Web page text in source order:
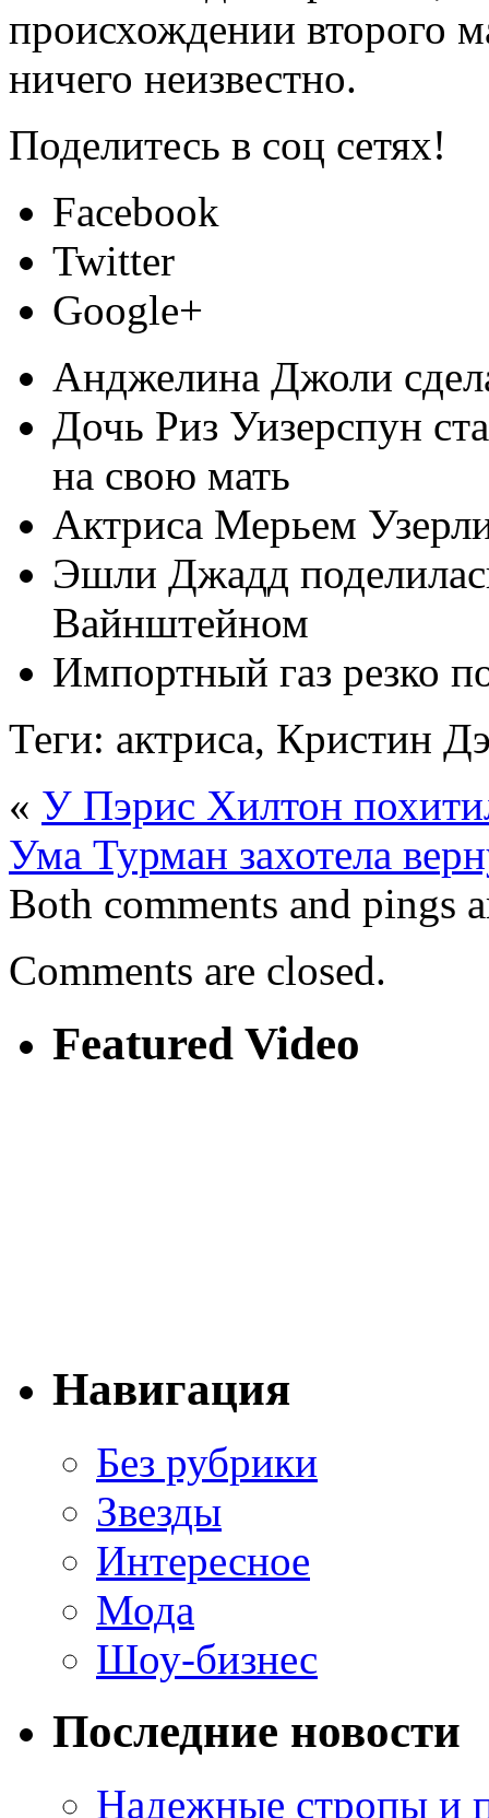
происхождении второго
ничего неизвестно.
Поделитесь в соц сетях!
Facebook
Twitter
Google+
Анджелина Джоли
Дочь Риз Уизерспун
на свою мать
Актриса Мерьем
Эшли Джадд
Вайнштейном
Импортный газ резко
Теги: актриса, Кристин
« У Пэрис Хилтон
Ума Турман захотела
Both comments and pings
Comments are closed.
Featured Video
Навигация
Без рубрики
Звезды
Интересное
Мода
Шоу-бизнес
Последние новости
Надежные стропы и